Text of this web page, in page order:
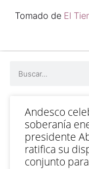
Tomado de El
Andesco
soberanía
presidente
ratifica su
conjunto